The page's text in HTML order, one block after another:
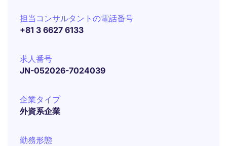
担当コンサルタントの電話番号
+81 3 6627 6133
求人番号
JN-052026-7024039
企業タイプ
外資系企業
勤務形態